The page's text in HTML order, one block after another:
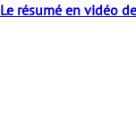
Le résumé en vidéo